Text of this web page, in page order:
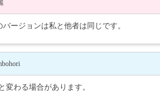
バージョンは私と他者は同じです。
変わる場合があります。